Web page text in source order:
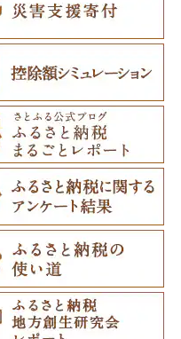
ペット用品（0）
防災グッズ（0）
その他雑貨（0）